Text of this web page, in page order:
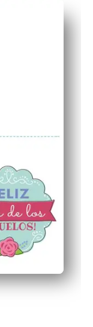
na codziennym
- pozwól swoim
koperta i
gdy